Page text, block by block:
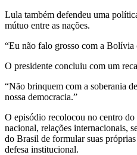
Lula também defendeu uma
mútuo entre as nações.
“Eu não falo grosso com a
O presidente concluiu com um
“Não brinquem com a soberania
nossa democracia.”
O episódio recolocou no centro do
nacional, relações internacionais,
do Brasil de formular suas
defesa institucional.